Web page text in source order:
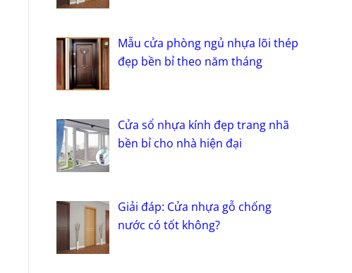
Mẫu cửa phòng ngủ nhựa lõi thép
đẹp bền bỉ theo năm tháng
Cửa sổ nhựa kính đẹp trang nhã
bền bỉ cho nhà hiện đại
Giải đáp: Cửa nhựa gỗ chống
nước có tốt không?